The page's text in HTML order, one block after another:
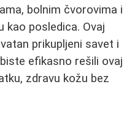
bolnim čvorovima i
kao posledica. Ovaj
prikupljeni savet i
efikasno rešili ovaj
zdravu kožu bez